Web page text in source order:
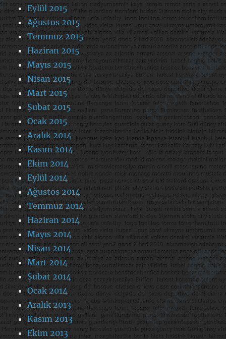
Eylül 2015
Ağustos 2015
Temmuz 2015
Haziran 2015
Mayıs 2015
Nisan 2015
Mart 2015
Şubat 2015
Ocak 2015
Aralık 2014
Kasım 2014
Ekim 2014
Eylül 2014
Ağustos 2014
Temmuz 2014
Haziran 2014
Mayıs 2014
Nisan 2014
Mart 2014
Şubat 2014
Ocak 2014
Aralık 2013
Kasım 2013
Ekim 2013